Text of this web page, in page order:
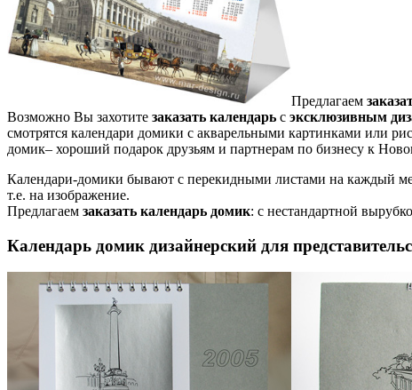
Предлагаем
Возможно Вы захотите заказать календарь с эксклюзивным
смотрятся календари домики с акварельными картинками или
домик– хороший подарок друзьям и партнерам по бизнесу к
Календари-домики бывают с перекидными листами на каждый
т.е. на изображение.
Предлагаем заказать календарь домик: с нестандартной
Календарь домик дизайнерский для